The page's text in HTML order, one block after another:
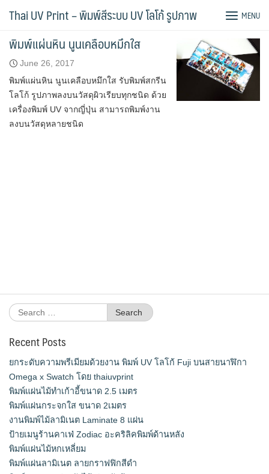
Thai UV Print – พิมพ์สีระบบ UV โลโก้ รูปภาพ MENU
Tag:สกรีนหิน
พิมพ์แผ่นหิน นูนเคลือบหมึกใส
June 26, 2017
พิมพ์แผ่นหิน นูนเคลือบหมึกใส รับพิมพ์สกรีน
โลโก้ รูปภาพลงบนวัสดุผิวเรียบทุกชนิด ด้วย
เครื่องพิมพ์ UV จากญี่ปุ่น สามารถพิมพ์งาน
ลงบนวัสดุหลายชนิด
Search
for:
Recent Posts
ยกระดับความพรีเมียมด้วยงาน พิมพ์ UV โลโก้ Fuji บนสายนาฬิกา
Omega x Swatch โดย thaiuvprint
พิมพ์แผ่นไม้ทำเก้าอี้ขนาด 2.5 เมตร
พิมพ์แผ่นกระจกใส ขนาด 2เมตร
งานพิมพ์ไม้ลามิเนต Laminate 8 แผ่น
ป้ายเมนูร้านคาเฟ่ Zodiac อะคริลิคพิมพ์ด้านหลัง
พิมพ์แผ่นไม้หกเหลี่ยม
พิมพ์แผ่นลามิเนต ลายกราฟฟิกสีดำ